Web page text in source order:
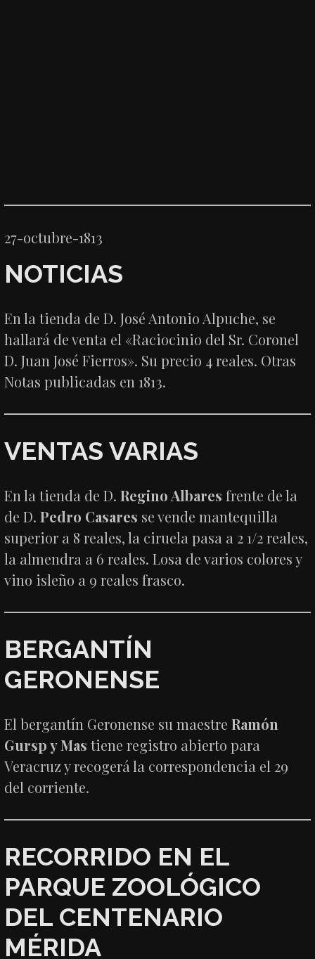
27-octubre-1813
NOTICIAS
En la tienda de D. José Antonio Alpuche, se
hallará de venta el «Raciocinio del Sr. Coronel
D. Juan José Fierros». Su precio 4 reales. Otras
Notas publicadas en 1813.
VENTAS VARIAS
En la tienda de D.Regino Albares frente de la
de D.Pedro Casares se vende mantequilla
superior a 8 reales, la ciruela pasa a 2 1/2 reales,
la almendra a 6 reales. Losa de varios colores y
vino isleño a 9 reales frasco.
BERGANTÍN
GERONENSE
El bergantín Geronense su maestreRamón
Gursp y Mas tiene registro abierto para
Veracruz y recogerá la correspondencia el 29
del corriente.
RECORRIDO EN EL
PARQUE ZOOLÓGICO
DEL CENTENARIO
MÉRIDA